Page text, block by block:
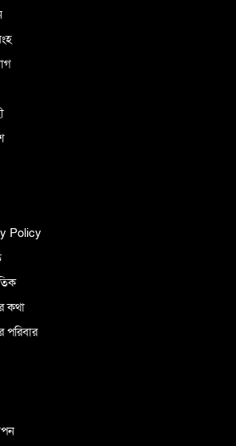
Policy
কথা
পরিবার